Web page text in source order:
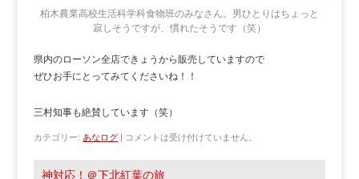
柏木農業高校生活科学科食物班のみなさん。男ひとりはちょっと
寂しそうですが、慣れたそうです（笑）
県内のローソン全店できょうから販売していますので
ぜひお手にとってみてくださいね！！
三村知事も絶賛しています（笑）
カテゴリー: あなログ コメントは受け付けていません。
神対応！＠下北紅葉の旅